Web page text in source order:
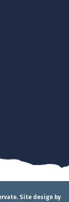
Site design by